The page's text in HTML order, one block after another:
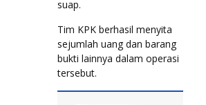
suap.
Tim KPK berhasil menyita
sejumlah uang dan barang
bukti lainnya dalam operasi
tersebut.